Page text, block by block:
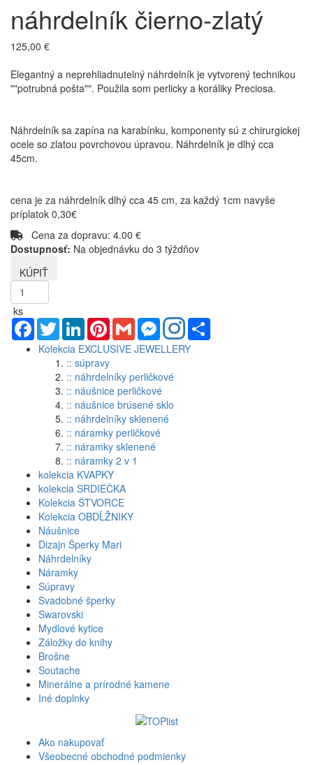
náhrdelník čierno-zlatý
125,00 €
Elegantný a neprehliadnutelný náhrdelník je vytvorený technikou
""potrubná pošta"". Použila som perlicky a koráliky Preciosa.
Náhrdelník sa zapína na karabínku, komponenty sú z chirurgickej
ocele so zlatou povrchovou úpravou. Náhrdelník je dlhý cca
45cm.
cena je za náhrdelník dlhý cca 45 cm, za každý 1cm navyše
príplatok 0,30€
Cena za dopravu: 4.00 €
Dostupnosť: Na objednávku do 3 týždňov
ks
Facebook
TwitterLinkedInPinterestGmail Messenger
Kolekcia EXCLUSIVE JEWELLERY
:: súpravy
:: náhrdelníky perličkové
:: náušnice perličkové
:: náušnice brúsené sklo
:: náhrdelníky sklenené
:: náramky perličkové
:: náramky sklenené
:: náramky 2 v 1
kolekcia KVAPKY
kolekcia SRDIEČKA
Kolekcia ŠTVORCE
Kolekcia OBDĹŽNIKY
Náušnice
Dizajn Šperky Mari
Náhrdelníky
Náramky
Súpravy
Svadobné šperky
Swarovski
Mydlové kytice
Záložky do knihy
Brošne
Soutache
Minerálne a prírodné kamene
Iné doplnky
Ako nakupovať
Všeobecné obchodné podmienky